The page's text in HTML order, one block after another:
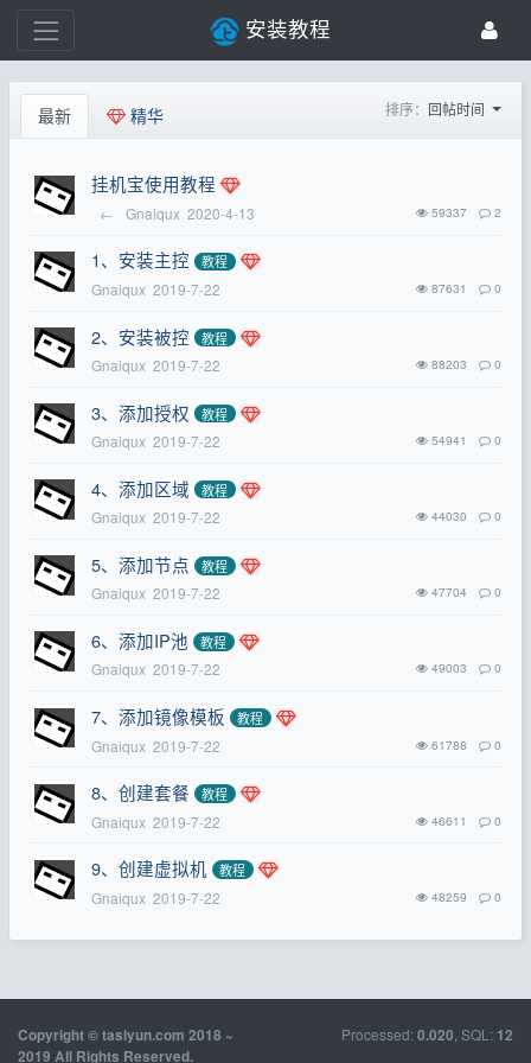
安装教程
最新 精华 排序： 回帖时间
挂机宝使用教程
← Gnaiqux 2020-4-13 59337 2
1、安装主控 教程
Gnaiqux 2019-7-22 87631 0
2、安装被控 教程
Gnaiqux 2019-7-22 88203 0
3、添加授权 教程
Gnaiqux 2019-7-22 54941 0
4、添加区域 教程
Gnaiqux 2019-7-22 44030 0
5、添加节点 教程
Gnaiqux 2019-7-22 47704 0
6、添加IP池 教程
Gnaiqux 2019-7-22 49003 0
7、添加镜像模板 教程
Gnaiqux 2019-7-22 61788 0
8、创建套餐 教程
Gnaiqux 2019-7-22 46611 0
9、创建虚拟机 教程
Gnaiqux 2019-7-22 48259 0
Copyright © tasiyun.com 2018 ~
2019 All Rights Reserved.
Processed: 0.020 , SQL: 12